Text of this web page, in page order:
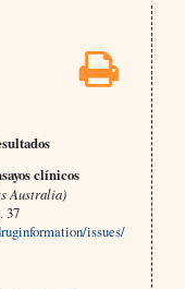
clínicos
Australia)
37
issues/